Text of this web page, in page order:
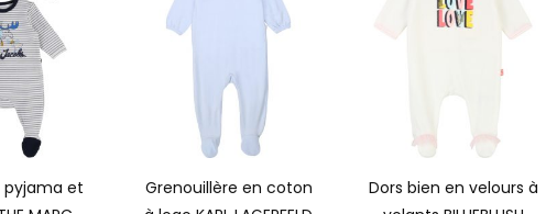
pyjama et
Grenouillère en coton
Dors bien en velours à